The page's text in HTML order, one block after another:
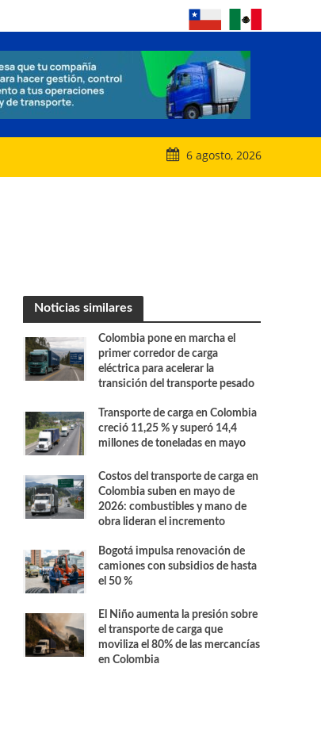
6 agosto, 2026
Noticias similares
Colombia pone en marcha el
primer corredor de carga
eléctrica para acelerar la
transición del transporte pesado
Transporte de carga en Colombia
creció 11,25 % y superó 14,4
millones de toneladas en mayo
Costos del transporte de carga en
Colombia suben en mayo de
2026: combustibles y mano de
obra lideran el incremento
Bogotá impulsa renovación de
camiones con subsidios de hasta
el 50 %
El Niño aumenta la presión sobre
el transporte de carga que
moviliza el 80% de las mercancías
en Colombia